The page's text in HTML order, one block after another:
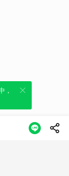
，